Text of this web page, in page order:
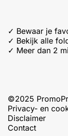
✓ Bewaar je
✓ Bekijk alle
✓ Meer dan 2
©2025
Privacy- en
Disclaimer
Contact